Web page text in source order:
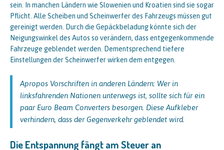
sein. In manchen Ländern wie Slowenien und Kroatien sind sie sogar
Pflicht. Alle Scheiben und Scheinwerfer des Fahrzeugs müssen gut
gereinigt werden. Durch die Gepäckbeladung könnte sich der
Neigungswinkel des Autos so verändern, dass entgegenkommende
Fahrzeuge geblendet werden. Dementsprechend tiefere
Einstellungen der Scheinwerfer wirken dem entgegen.
Apropos Vorschriften in anderen Ländern: Wer in
linksfahrenden Nationen unterwegs ist, sollte sich für ein
paar Euro Beam Converters besorgen. Diese Aufkleber
verhindern, dass der Gegenverkehr geblendet wird.
Die Entspannung fängt am Steuer an